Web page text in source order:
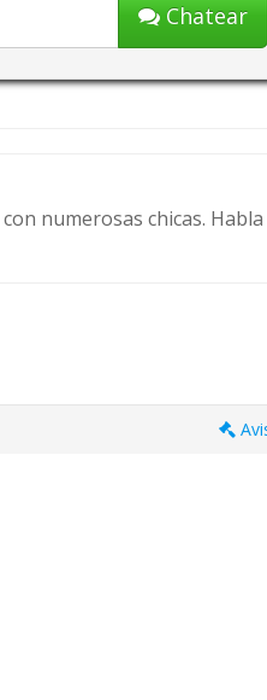
Chatear
numerosas chicas.